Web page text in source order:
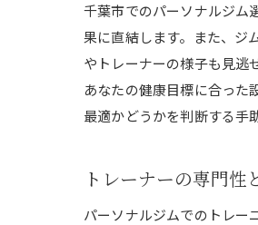
千葉市でのパーソナルジム
果に直結します。また、ジ
やトレーナーの様子も見逃
あなたの健康目標に合った
最適かどうかを判断する手
トレーナーの専門性
パーソナルジムでのトレー